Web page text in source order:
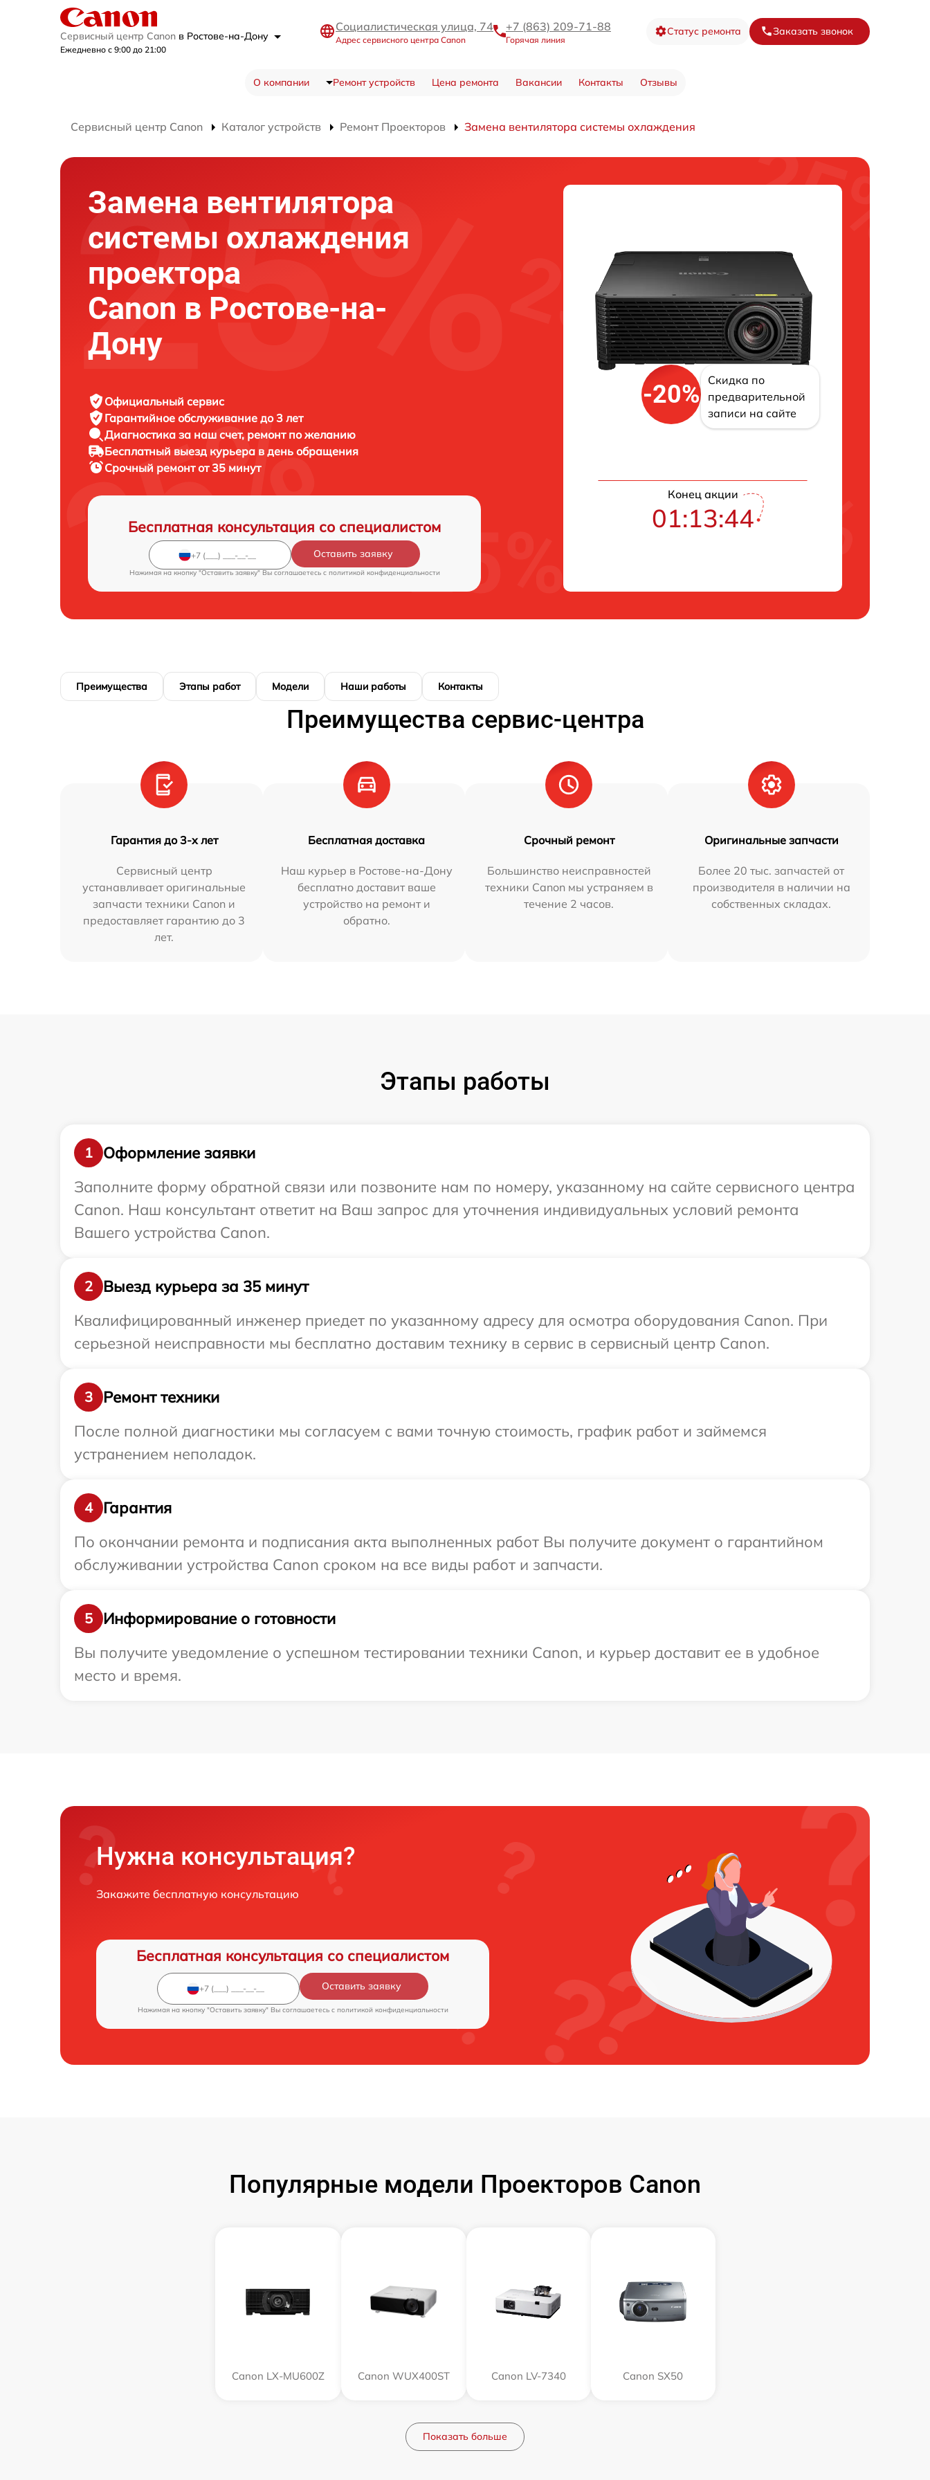
Сервисный центр Canon в Ростове-на-Дону
Ежедневно с 9:00 до 21:00
Социалистическая улица, 74
Адрес сервисного центра Canon
+7 (863) 209-71-88
Горячая линия
Статус ремонта Заказать звонок
О компании Ремонт устройств Цена ремонта Вакансии Контакты Отзывы
Сервисный центр Canon Каталог устройств Ремонт Проекторов Замена вентилятора системы охлаждения
Замена вентилятора
системы охлаждения
проектора
Canon в Ростове-на-
Дону
Официальный сервис
Гарантийное обслуживание до 3 лет
Диагностика за наш счет, ремонт по желанию
Бесплатный выезд курьера в день обращения
Срочный ремонтот 35 минут
Бесплатная консультация со специалистом
Оставить заявку
Нажимая на кнопку "Оставить заявку" Вы соглашаетесь c политикой конфиденциальности
-20%
Скидка по
предварительной
записи на сайте
Конец акции
01:13:43
Преимущества Этапы работ Модели Наши работы Контакты
Преимущества сервис-центра
Гарантия до 3-х лет
Сервисный центр
устанавливает оригинальные
запчасти техники Canon и
предоставляет гарантию до 3
лет.
Бесплатная доставка
Наш курьер в Ростове-на-Дону
бесплатно доставит ваше
устройство на ремонт и
обратно.
Срочный ремонт
Большинство неисправностей
техники Canon мы устраняем в
течение 2 часов.
Оригинальные запчасти
Более 20 тыс. запчастей от
производителя в наличии на
собственных складах.
Этапы работы
1
Оформление заявки
Заполните форму обратной связи или позвоните нам по номеру, указанному на сайте сервисного центра
Canon. Наш консультант ответит на Ваш запрос для уточнения индивидуальных условий ремонта
Вашего устройства Canon.
2
Выезд курьера за 35 минут
Квалифицированный инженер приедет по указанному адресу для осмотра оборудования Canon. При
серьезной неисправности мы бесплатно доставим технику в сервис в сервисный центр Canon.
3
Ремонт техники
После полной диагностики мы согласуем с вами точную стоимость, график работ и займемся
устранением неполадок.
4
Гарантия
По окончании ремонта и подписания акта выполненных работ Вы получите документ о гарантийном
обслуживании устройства Canon сроком на все виды работ и запчасти.
5
Информирование о готовности
Вы получите уведомление о успешном тестировании техники Canon, и курьер доставит ее в удобное
место и время.
Нужна консультация?
Закажите бесплатную консультацию
Бесплатная консультация со специалистом
Оставить заявку
Нажимая на кнопку "Оставить заявку" Вы соглашаетесь c политикой конфиденциальности
Популярные модели Проекторов Canon
Canon LX-MU600Z Canon WUX400ST Canon LV-7340 Canon SX50
Показать больше